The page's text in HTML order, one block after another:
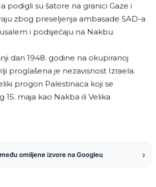
podigli su šatore na granici Gaze i
zbog preseljenja ambasade SAD-a
i podsjećaju na Nakbu.
dan 1948. godine na okupiranoj
proglašena je nezavisnost Izraela.
progon Palestinaca koji se
15. maja kao Nakba ili Velika
omiljene izvore na Googleu ›